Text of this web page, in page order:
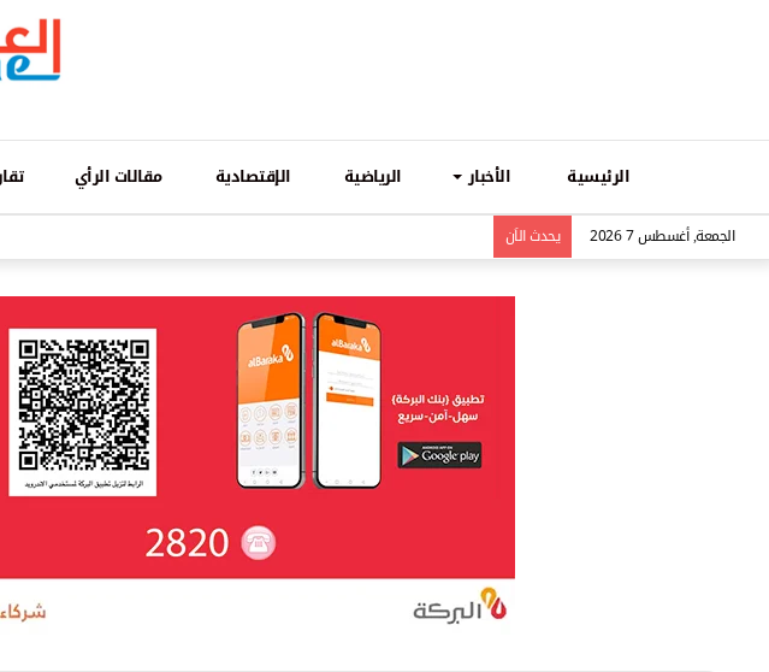
الرئيسية الأخبار الرياضية الإقتصادية مقالات الرأي
الجمعة, أغسطس 7 2026 يحدث الاَن